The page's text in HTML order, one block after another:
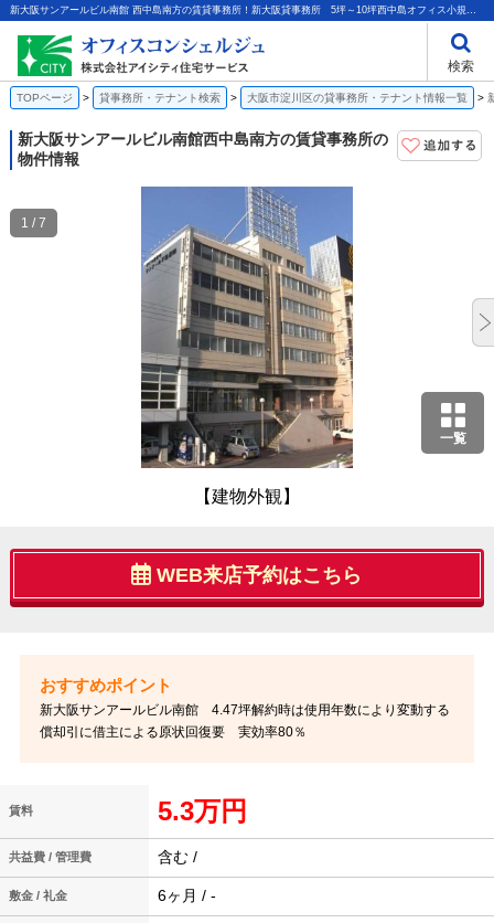
検索
新大阪サンアールビル南館 西中島南方の賃貸事務所！新大阪貸事務所 5坪～10坪西中島オフィス小規模オフィス個別機械警備光ファイバー｜株式会社アイシティ住宅サービス
TOPページ 貸事務所・テナント検索 大阪市淀川区の貸事務所・テナント情報一覧
新大阪サンアールビル南館西中島南方の賃貸事務所の
物件情報
一覧
【建物外観】
1 / 7
WEB来店予約はこちら
新大阪サンアールビル南館 4.47坪解約時は使用年数により変動する
償却引に借主による原状回復要 実効率80％
賃料 5.3万円
共益費 / 管理費 含む /
敷金 / 礼金 6ヶ月 / -